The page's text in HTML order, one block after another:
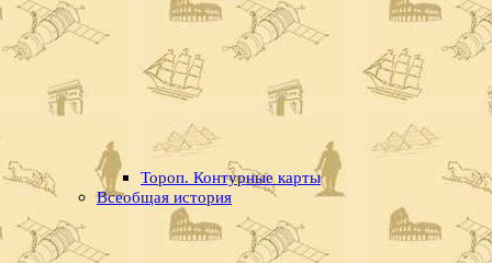
Тороп. Контурные карты
Всеобщая история